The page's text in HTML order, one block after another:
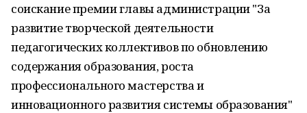
соискание премии главы администрации "За
развитие творческой деятельности
педагогических коллективов по обновлению
содержания образования, роста
профессионального мастерства и
инновационного развития системы образования"